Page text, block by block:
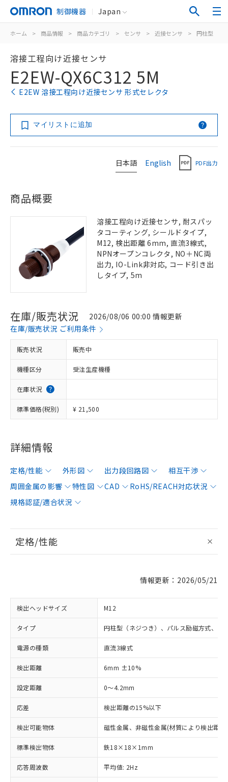
制御機器 Japan
ホーム > 商品情報 > 商品カテゴリ > センサ > 近接センサ > 円柱型
溶接工程向け近接センサ
E2EW-QX6C312 5M
E2EW 溶接工程向け近接センサ 形式セレクタ
マイリストに追加
日本語 English PDF出力
商品概要
溶接工程向け近接センサ, 耐スパッ
タコーティング, シールドタイプ,
M12, 検出距離 6mm, 直流3線式,
NPNオープンコレクタ, NO＋NC両
出力, IO-Link非対応, コード引き出
しタイプ, 5m
在庫/販売状況
2026/08/06 00:00 情報更新
在庫/販売状況 ご利用条件
販売状況 販売中
機種区分 受注生産機種
在庫状況
標準価格(税別) ¥ 21,500
詳細情報
定格/性能 外形図 出力段回路図
相互干渉
周囲金属の影響
特性図 CAD
RoHS/REACH対応状況
規格認証/適合状況
定格/性能
情報更新：2026/05/21
検出ヘッドサイズ M12
タイプ 円柱型（ネジつき）、パルス励磁方式、シ
電源の種類 直流3線式
検出距離 6mm ±10%
設定距離 0～4.2mm
応差 検出距離の15%以下
検出可能物体 磁性金属、非磁性金属(材質により検出距
標準検出物体 鉄18×18×1mm
応答周波数 平均値: 2Hz